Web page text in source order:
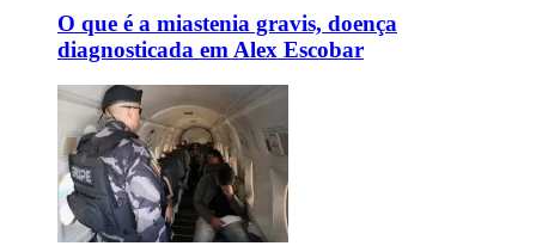
O que é a miastenia gravis, doença
diagnosticada em Alex Escobar